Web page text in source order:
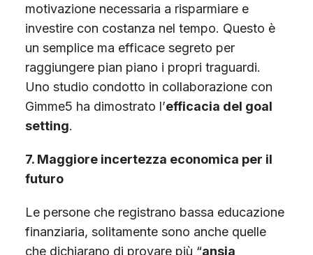
motivazione necessaria a risparmiare e
investire con costanza nel tempo. Questo è
un semplice ma efficace segreto per
raggiungere pian piano i propri traguardi.
Uno studio condotto in collaborazione con
Gimme5 ha dimostrato l’efficacia del goal
setting.
7. Maggiore incertezza economica per il
futuro
Le persone che registrano bassa educazione
finanziaria, solitamente sono anche quelle
che dichiarano di provare più “ansia